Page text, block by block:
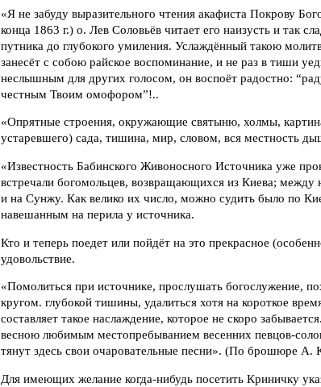
«Я не забуду выразительного чтения акафиста Покрову
конца 1863 г.) о. Лев Соловьёв читает его наизусть и так
путника до глубокого умиления. Услаждённый такою
занесёт с собою райское воспоминание, и не раз в тиши
неслышным для других голосом, он воспоёт радостно:
честным Твоим омофором”!..
«Опрятные строения, окружающие святыню, холмы,
устаревшего) сада, тишина, мир, словом, вся местность
«Известность Бабинского Живоносного Источника уже
встречали богомольцев, возвращающихся из Киева;
и на Сунжу. Как велико их число, можно судить было по
навешанным на перила у источника.
Кто и теперь поедет или пойдёт на это прекрасное
удовольствие.
«Помолиться при источнике, прослушать богослужение,
кругом. глубокой тишины, удалиться хотя на короткое
составляет такое наслаждение, которое не скоро
весною любимым местопребыванием весенних певцов-
тянут здесь свои очаровательные песни». (По брошюре А.
Для имеющих желание когда-нибудь посетить Криничку